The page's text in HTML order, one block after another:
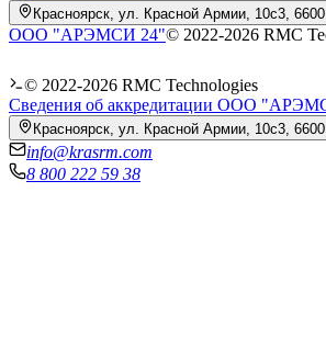
Красноярск, ул. Красной Армии, 10с3,
ООО "АРЭМСИ 24"© 2022-2026 RMC
© 2022-2026 RMC Technologies
Сведения об аккредитации ООО
Красноярск, ул. Красной Армии, 10с3,
info@krasrm.com
8 800 222 59 38